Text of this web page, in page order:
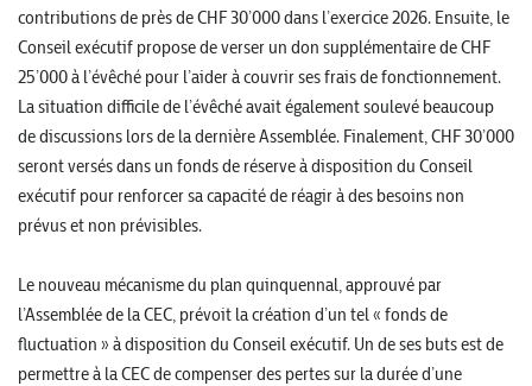
contributions de près de CHF 30’000 dans l’exercice 2026. Ensuite, le
Conseil exécutif propose de verser un don supplémentaire de CHF
25’000 à l’évêché pour l’aider à couvrir ses frais de fonctionnement.
La situation difficile de l’évêché avait également soulevé beaucoup
de discussions lors de la dernière Assemblée. Finalement, CHF 30’000
seront versés dans un fonds de réserve à disposition du Conseil
exécutif pour renforcer sa capacité de réagir à des besoins non
prévus et non prévisibles.
Le nouveau mécanisme du plan quinquennal, approuvé par
l’Assemblée de la CEC, prévoit la création d’un tel « fonds de
fluctuation » à disposition du Conseil exécutif. Un de ses buts est de
permettre à la CEC de compenser des pertes sur la durée d’une